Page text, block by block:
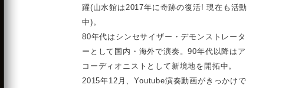
躍(山水館は2017年に奇跡の復活! 現在も活動
中)。
80年代はシンセサイザー・デモンストレータ
ーとして国内・海外で演奏。90年代以降はア
コーディオニストとして新境地を開拓中。
2015年12月、Youtube演奏動画がきっかけで